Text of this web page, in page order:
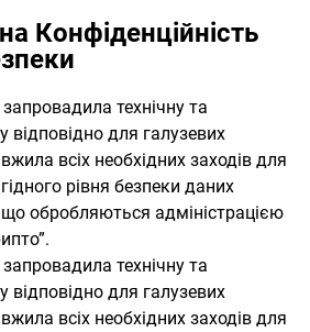
Конфіденційність
запровадила технічну та
відповідно для галузевих
всіх необхідних заходів для
рівня безпеки даних
що обробляються адміністрацією
запровадила технічну та
відповідно для галузевих
всіх необхідних заходів для